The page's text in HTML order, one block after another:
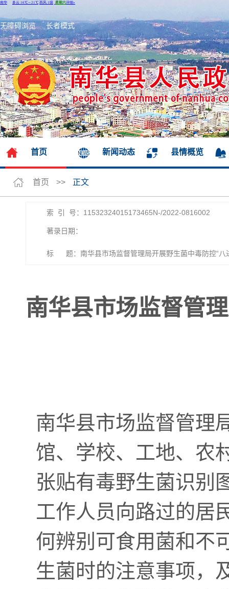
无障碍浏览 长者模式
首页 新闻动态 县情概览
首页 >> 正文
索 引 号：11532324015173465N-/2022-0816002
著录日期：
标 题：南华县市场监督管理局开展野生菌中毒防控“八
南华县市场监督管
南华县市场监督管理
馆、学校、工地、农
张贴有毒野生菌识别
工作人员向路过的居
何辨别可食用菌和不
生菌时的注意事项，